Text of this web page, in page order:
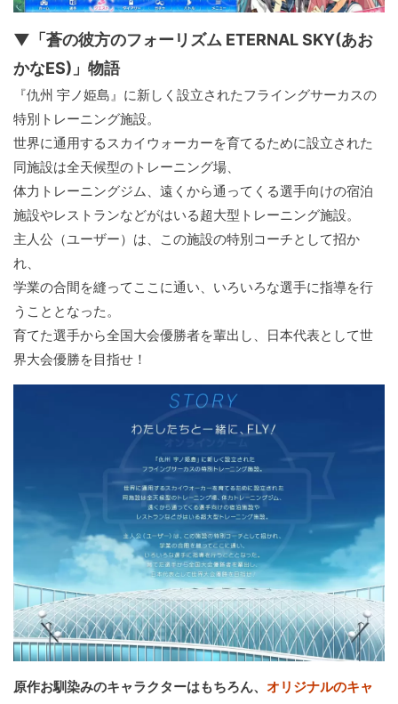
▼「蒼の彼方のフォーリズム ETERNAL SKY(あお
かなES)」物語
『仇州 宇ノ姫島』に新しく設立されたフライングサーカスの
特別トレーニング施設。
世界に通用するスカイウォーカーを育てるために設立された
同施設は全天候型のトレーニング場、
体力トレーニングジム、遠くから通ってくる選手向けの宿泊
施設やレストランなどがはいる超大型トレーニング施設。
主人公（ユーザー）は、この施設の特別コーチとして招か
れ、
学業の合間を縫ってここに通い、いろいろな選手に指導を行
うこととなった。
育てた選手から全国大会優勝者を輩出し、日本代表として世
界大会優勝を目指せ！
原作お馴染みのキャラクターはもちろん、 オリジナルのキャ